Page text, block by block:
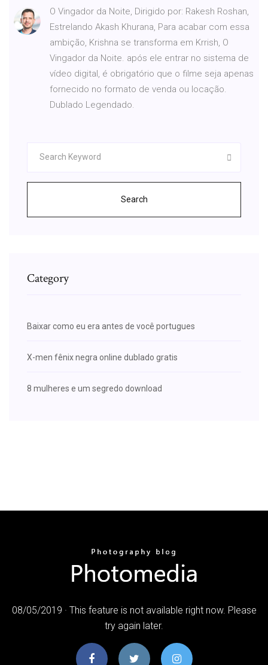
O Vingador da Noite, Dirigido por: Rakesh Roshan,
Estrelando Akash Khurana, Para acabar com essa
ambição, Krishna se transforma em Krrish, O
Vingador da Noite. após ele entrar no sistema de
vídeo digital, é obrigatório que o filme seja apenas
fornecido no formato de venda ou locação.
Dublado Legendado.
Search
Category
Baixar como eu era antes de você portugues
X-men fênix negra online dublado gratis
8 mulheres e um segredo download
08/05/2019 · This feature is not available right now. Please
try again later.